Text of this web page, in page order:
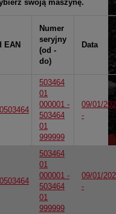
swoją maszynę.
EAN
Numer
seryjny
(od -
do)
Data
503464
01
000001 -
503464
01
999999
09/01/
-
503464
01
000001 -
503464
01
999999
09/01/
-